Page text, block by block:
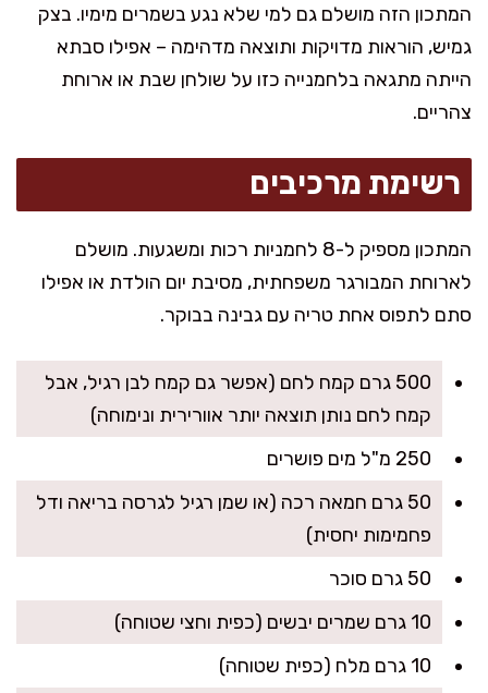
המתכון הזה מושלם גם למי שלא נגע בשמרים מימיו. בצק
גמיש, הוראות מדויקות ותוצאה מדהימה – אפילו סבתא
הייתה מתגאה בלחמנייה כזו על שולחן שבת או ארוחת
צהריים.
רשימת מרכיבים
המתכון מספיק ל-8 לחמניות רכות ומשגעות. מושלם
לארוחת המבורגר משפחתית, מסיבת יום הולדת או אפילו
סתם לתפוס אחת טריה עם גבינה בבוקר.
500 גרם קמח לחם (אפשר גם קמח לבן רגיל, אבל
קמח לחם נותן תוצאה יותר אוורירית ונימוחה)
250 מ"ל מים פושרים
50 גרם חמאה רכה (או שמן רגיל לגרסה בריאה ודל
פחמימות יחסית)
50 גרם סוכר
10 גרם שמרים יבשים (כפית וחצי שטוחה)
10 גרם מלח (כפית שטוחה)